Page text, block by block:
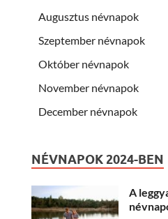
Augusztus névnapok
Szeptember névnapok
Október névnapok
November névnapok
December névnapok
NÉVNAPOK 2024-BEN
A